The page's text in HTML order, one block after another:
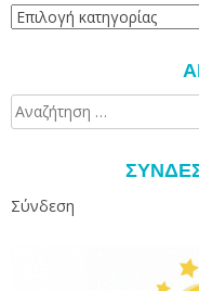
Kατηγορίες
Σύνδεση